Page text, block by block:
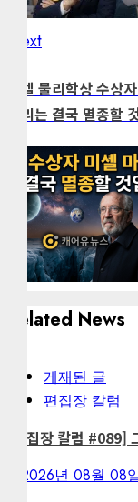
NextNext
노벨 물리학상 수상
우리는 결국 멸종할
Related News
게재된 글
편집장 칼럼
[편집장 칼럼 #089]
2026년 08월 08